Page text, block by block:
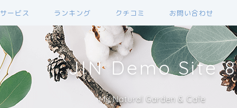
サービス ランキング クチコミ お問い合わせ
JIN Demo Site 8
My Natural Garden & Cafe